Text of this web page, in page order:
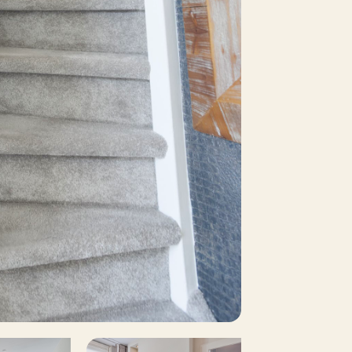
en straalt pure luxe uit. De ruimte is
zand- en aardetinten. U geniet hier
en glazen wand, een stijlvol
grote, ronde spiegel die de
tweede verdieping. U komt boven
dakraam in het schuine dak zorgt
betreedt u de vierde slaapkamers. Deze
een brede dakkapel voor veel extra
opbergruimte achter de
ook deze verdieping voorzien van
eigendom, volle eigendom
parkeren, op eigen terrein
steen